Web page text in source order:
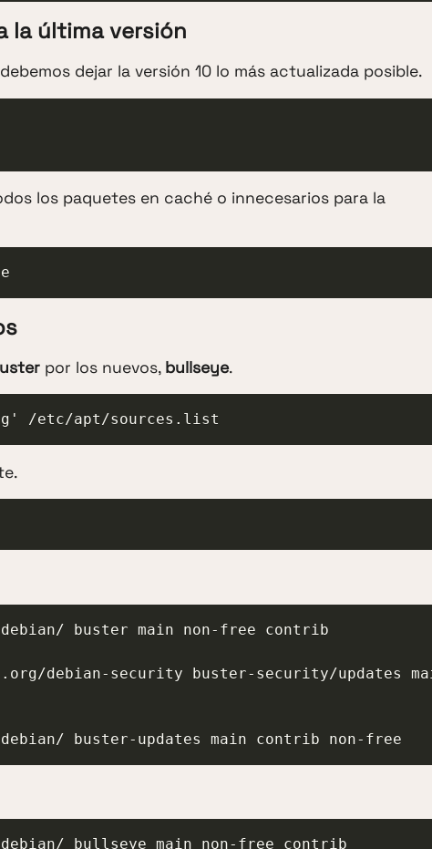
la última versión
dejar la versión 10 lo más actualizada posible.
los paquetes en caché o innecesarios para la
por los nuevos, bullseye.
/etc/apt/sources.list
buster main non-free contrib
debian-security buster-security/updates
buster-updates main contrib non-free
bullseye main non-free contrib